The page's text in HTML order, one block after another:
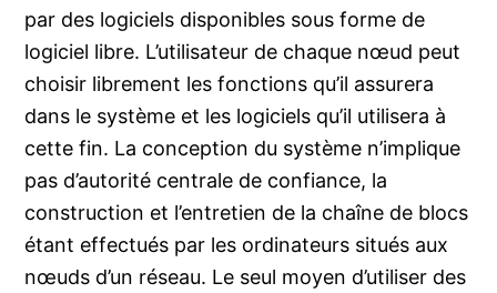
par des logiciels disponibles sous forme de
logiciel libre. L’utilisateur de chaque nœud peut
choisir librement les fonctions qu’il assurera
dans le système et les logiciels qu’il utilisera à
cette fin. La conception du système n’implique
pas d’autorité centrale de confiance, la
construction et l’entretien de la chaîne de blocs
étant effectués par les ordinateurs situés aux
nœuds d’un réseau. Le seul moyen d’utiliser des